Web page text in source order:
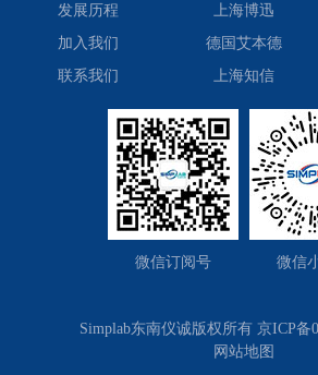
发展历程
加入我们
联系我们
上海博迅
德国艾本德
上海知信
微信订阅号 微信
Simplab东南仪诚版权所有 京ICP备
网站地图